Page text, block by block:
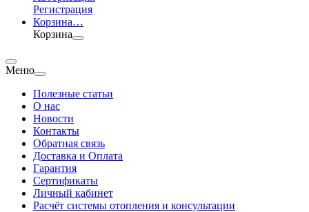
Регистрация
Корзина…
Корзина
Меню
Полезные статьи
О нас
Новости
Контакты
Обратная связь
Доставка и Оплата
Гарантия
Сертификаты
Личный кабинет
Расчёт системы отопления и консультации